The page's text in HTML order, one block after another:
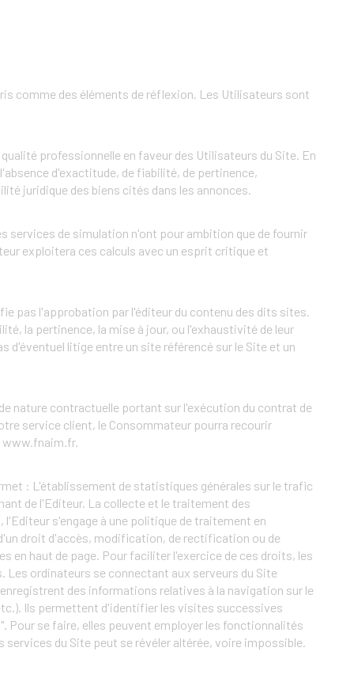
comme des éléments de réflexion. Les Utilisateurs sont
professionnelle en faveur des Utilisateurs du Site. En
d'exactitude, de fiabilité, de pertinence,
juridique des biens cités dans les annonces.
services de simulation n'ont pour ambition que de fournir
exploitera ces calculs avec un esprit critique et
pas l'approbation par l'éditeur du contenu des dits sites.
la pertinence, la mise à jour, ou l'exhaustivité de leur
d'éventuel litige entre un site référencé sur le Site et un
nature contractuelle portant sur l'exécution du contrat de
service client, le Consommateur pourra recourir
www.fnaim.fr.
: L'établissement de statistiques générales sur le trafic
de l'Editeur. La collecte et le traitement des
s'engage à une politique de traitement en
droit d'accès, modification, de rectification ou de
en haut de page. Pour faciliter l'exercice de ces droits, les
ordinateurs se connectant aux serveurs du Site
des informations relatives à la navigation sur le
Ils permettent d'identifier les visites successives
Pour se faire, elles peuvent employer les fonctionnalités
du Site peut se révéler altérée, voire impossible.